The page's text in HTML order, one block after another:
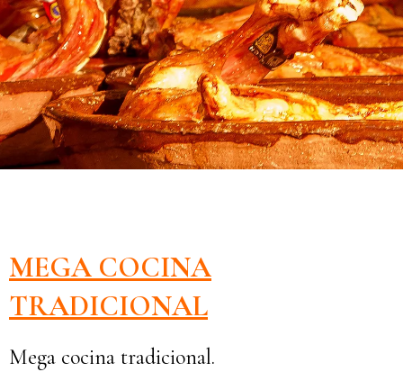
MEGA COCINA
TRADICIONAL
Mega cocina tradicional.